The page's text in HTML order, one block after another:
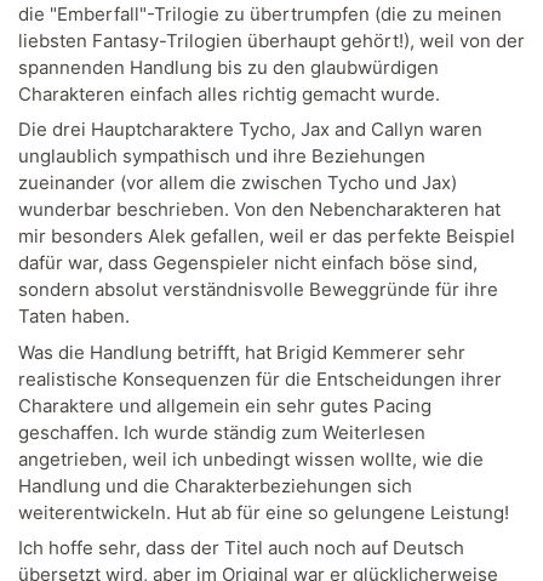
die "Emberfall"-Trilogie zu übertrumpfen (die zu meinen
liebsten Fantasy-Trilogien überhaupt gehört!), weil von der
spannenden Handlung bis zu den glaubwürdigen
Charakteren einfach alles richtig gemacht wurde.
Die drei Hauptcharaktere Tycho, Jax and Callyn waren
unglaublich sympathisch und ihre Beziehungen
zueinander (vor allem die zwischen Tycho und Jax)
wunderbar beschrieben. Von den Nebencharakteren hat
mir besonders Alek gefallen, weil er das perfekte Beispiel
dafür war, dass Gegenspieler nicht einfach böse sind,
sondern absolut verständnisvolle Beweggründe für ihre
Taten haben.
Was die Handlung betrifft, hat Brigid Kemmerer sehr
realistische Konsequenzen für die Entscheidungen ihrer
Charaktere und allgemein ein sehr gutes Pacing
geschaffen. Ich wurde ständig zum Weiterlesen
angetrieben, weil ich unbedingt wissen wollte, wie die
Handlung und die Charakterbeziehungen sich
weiterentwickeln. Hut ab für eine so gelungene Leistung!
Ich hoffe sehr, dass der Titel auch noch auf Deutsch
übersetzt wird, aber im Original war er glücklicherweise